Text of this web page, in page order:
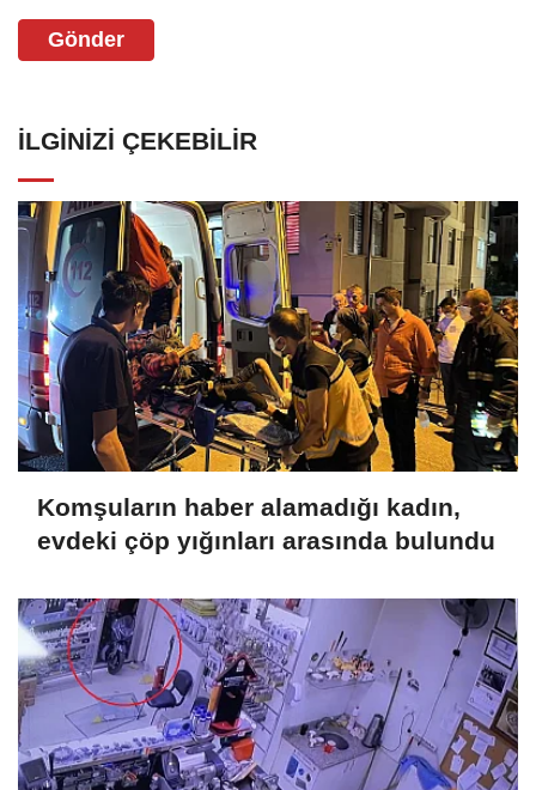
Gönder
İLGINIZI ÇEKEBILIR
Komşuların haber alamadığı kadın,
evdeki çöp yığınları arasında bulundu